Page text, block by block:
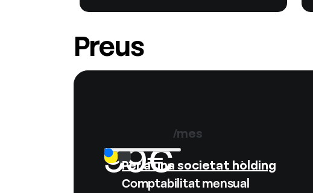
Preus
99€
/mes
Per a unasocietat hòlding
Comptabilitat mensual